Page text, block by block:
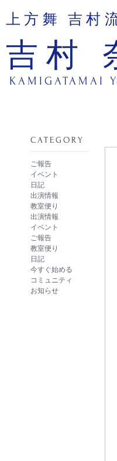
上方舞 吉村
吉村
KAMIGATAMAI
​CATEGORY
ご報告
イベント
日記
出演情報
教室便り
出演情報
イベント
ご報告
教室便り
日記
今すぐ始める
コミュニティ
お知らせ